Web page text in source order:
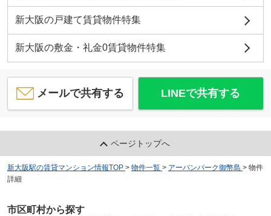
新大阪の戸建て賃貸物件特集
新大阪の敷金・礼金0賃貸物件特集
メールで共有する LINEで共有する
ページトップへ
新大阪駅の賃貸マンション情報TOP > 物件一覧 > アーバンパーク御幣島 > 物件
詳細
市区町村から探す